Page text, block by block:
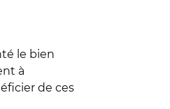
le bien
à
de ces